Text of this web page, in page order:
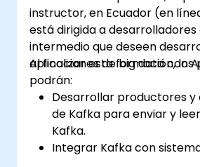
instructor, en Ecuador (en
está dirigida a desarrolladores
intermedio que deseen
aplicaciones de big data con
Al finalizar esta formación,
podrán:
Desarrollar productores y
de Kafka para enviar y
Kafka.
Integrar Kafka con